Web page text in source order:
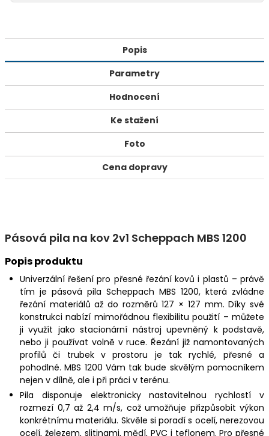
Popis
Parametry
Hodnocení
Ke stažení
Foto
Cena dopravy
Pásová pila na kov 2v1 Scheppach MBS 1200
Popis produktu
Univerzální řešení pro přesné řezání kovů i plastů – právě
tím je pásová pila Scheppach MBS 1200, která zvládne
řezání materiálů až do rozměrů 127 × 127 mm. Díky své
konstrukci nabízí mimořádnou flexibilitu použití – můžete
ji využít jako stacionární nástroj upevněný k podstavě,
nebo ji používat volně v ruce. Řezání již namontovaných
profilů či trubek v prostoru je tak rychlé, přesné a
pohodlné. MBS 1200 Vám tak bude skvělým pomocníkem
nejen v dílně, ale i při práci v terénu.
Pila disponuje elektronicky nastavitelnou rychlostí v
rozmezí 0,7 až 2,4 m/s, což umožňuje přizpůsobit výkon
konkrétnímu materiálu. Skvěle si poradí s ocelí, nerezovou
ocelí, železem, slitinami, mědí, PVC i teflonem. Pro přesné